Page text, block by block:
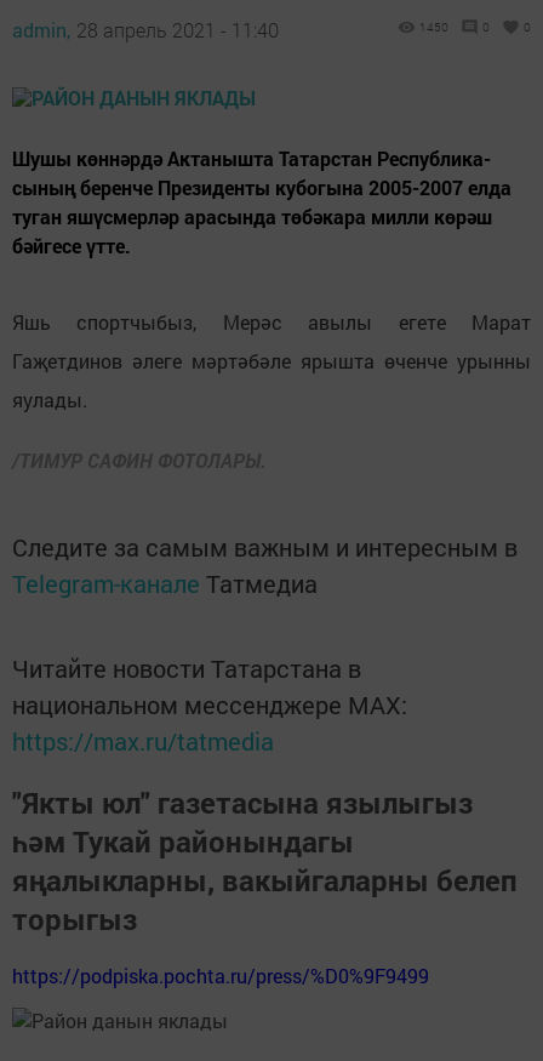
admin, 28 апрель 2021 - 11:40 1450 0 0
Шушы көннәрдә Актанышта Татарстан Республика-
сының беренче Президенты кубогына 2005-2007 елда
туган яшүсмерләр арасында төбәкара милли көрәш
бәйгесе үтте.
Яшь спортчыбыз, Мерәс авылы егете Марат
Гаҗетдинов әлеге мәртәбәле ярышта өченче урынны
яулады.
/ТИМУР САФИН ФОТОЛАРЫ.
Следите за самым важным и интересным в
Telegram-канале Татмедиа
Читайте новости Татарстана в
национальном мессенджере MАХ:
https://max.ru/tatmedia
"Якты юл" газетасына язылыгыз
һәм Тукай районындагы
яңалыкларны, вакыйгаларны белеп
торыгыз
https://podpiska.pochta.ru/press/%D0%9F9499